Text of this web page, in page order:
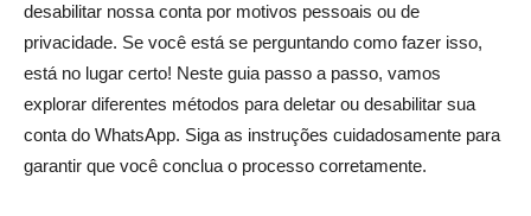
desabilitar nossa conta por motivos pessoais ou de
privacidade. Se você está se perguntando como fazer isso,
está no lugar certo! Neste guia passo a passo, vamos
explorar diferentes métodos para deletar ou desabilitar sua
conta do WhatsApp. Siga as instruções cuidadosamente para
garantir que você conclua o processo corretamente.